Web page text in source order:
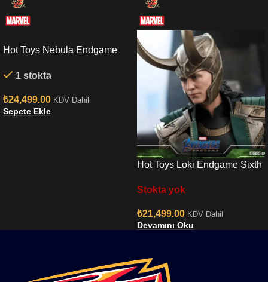
Hot Toys Nebula Endgame
1 stokta
₺24,499.00 KDV Dahil
Sepete Ekle
Hot Toys Loki Endgame Sixth
Stokta yok
₺21,499.00 KDV Dahil
Devamını Oku